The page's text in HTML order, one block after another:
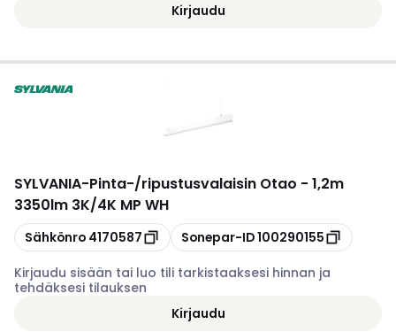
Kirjaudu
SYLVANIA-Pinta-/ripustusvalaisin Otao - 1,2m
3350lm 3K/4K MP WH
Kopioi
Sähkönro 4170587 Kopioi
Sonepar-ID100290155
Kirjaudu sisään tai luo tili tarkistaaksesi hinnan ja
tehdäksesi tilauksen
Kirjaudu